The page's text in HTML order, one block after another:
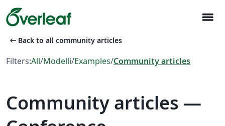
menu
arrow_left_alt Back to all community articles
Filters:All/Modelli/Examples/Community articles
Community articles —